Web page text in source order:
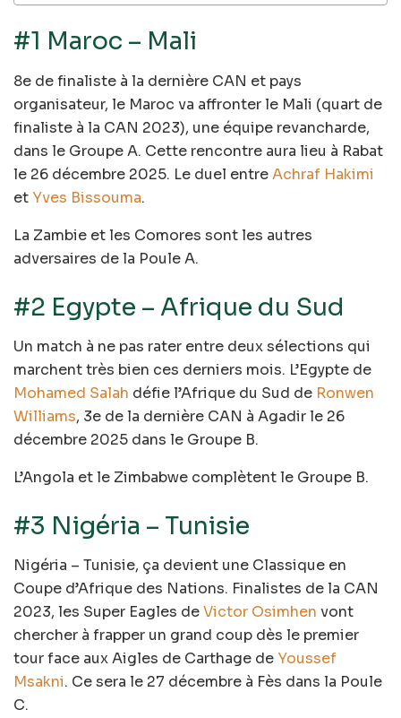
#1 Maroc – Mali
8e de finaliste à la dernière CAN et pays
organisateur, le Maroc va affronter le Mali (quart de
finaliste à la CAN 2023), une équipe revancharde,
dans le Groupe A. Cette rencontre aura lieu à Rabat
le 26 décembre 2025. Le duel entreAchraf Hakimi
et Yves Bissouma.
La Zambie et les Comores sont les autres
adversaires de la Poule A.
#2 Egypte – Afrique du Sud
Un match à ne pas rater entre deux sélections qui
marchent très bien ces derniers mois. L’Egypte de
Mohamed Salah défie l’Afrique du Sud de Ronwen
Williams, 3e de la dernière CAN à Agadir le 26
décembre 2025 dans le Groupe B.
L’Angola et le Zimbabwe complètent le Groupe B.
#3 Nigéria – Tunisie
Nigéria – Tunisie, ça devient une Classique en
Coupe d’Afrique des Nations. Finalistes de la CAN
2023, les Super Eagles deVictor Osimhen vont
chercher à frapper un grand coup dès le premier
tour face aux Aigles de Carthage de Youssef
Msakni. Ce sera le 27 décembre à Fès dans la Poule
C.